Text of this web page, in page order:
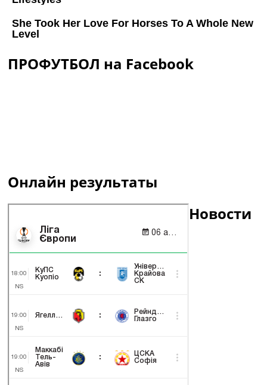
ПРОФУТБОЛ на Facebook
Онлайн результаты
Новости